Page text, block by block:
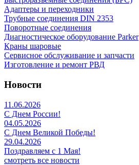
Адаптеры и переходники
Трубные соединения DIN 2353
Поворотные соединения
Диагностическое оборудование Parker
Краны шаровые
Сервисное обслуживание и запчасти
Изготовление и ремонт РВД
Новости
11.06.2026
С Днем России!
04.05.2026
С Днем Великой Победы!
29.04.2026
Поздравляем с 1 Мая!
смотреть все новости